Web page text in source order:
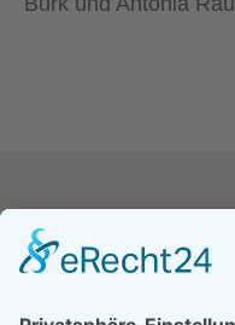
c/o Simon Odrich
Am Eselsweg 6 -